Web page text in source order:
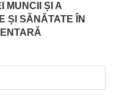
MUNCII ȘI A
ȘI SĂNĂTATE ÎN